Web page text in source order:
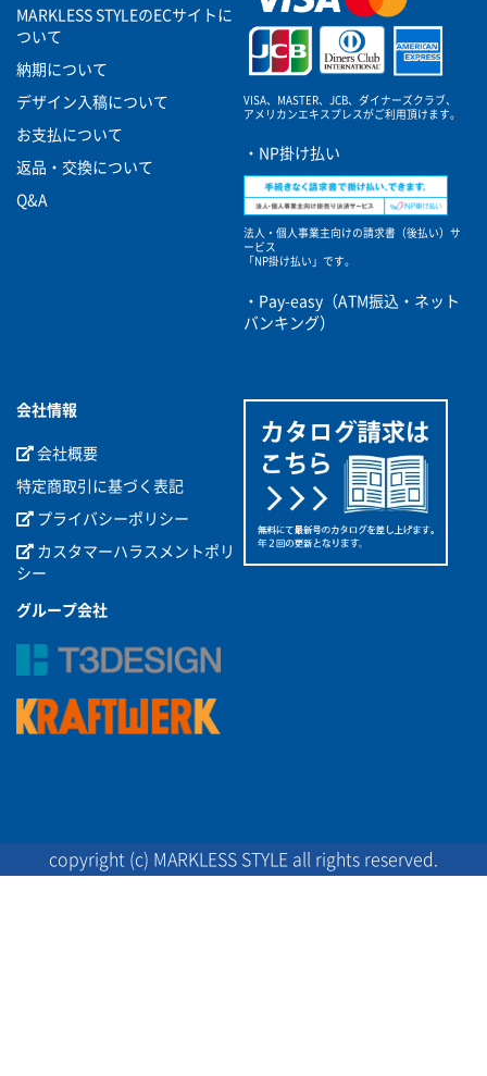
MARKLESS STYLEのECサイトに
ついて
納期について
デザイン入稿について
お支払について
返品・交換について
Q&A
VISA、MASTER、JCB、ダイナーズクラブ、
アメリカンエキスプレスがご利用頂けます。
・NP掛け払い
法人・個人事業主向けの請求書（後払い）サ
ービス
「NP掛け払い」です。
・Pay-easy（ATM振込・ネット
バンキング）
会社情報
会社概要
特定商取引に基づく表記
プライバシーポリシー
カスタマーハラスメントポリ
シー
グループ会社
copyright (c) MARKLESS STYLE all rights reserved.